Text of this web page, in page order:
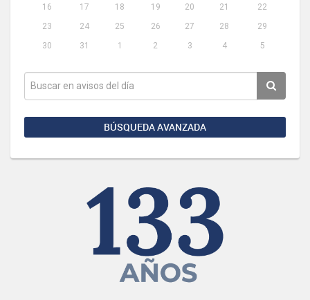
16
17 18 19 20 21
22
23
24 25 26 27 28
29
30
31 1 2 3 4 5
BÚSQUEDA AVANZADA